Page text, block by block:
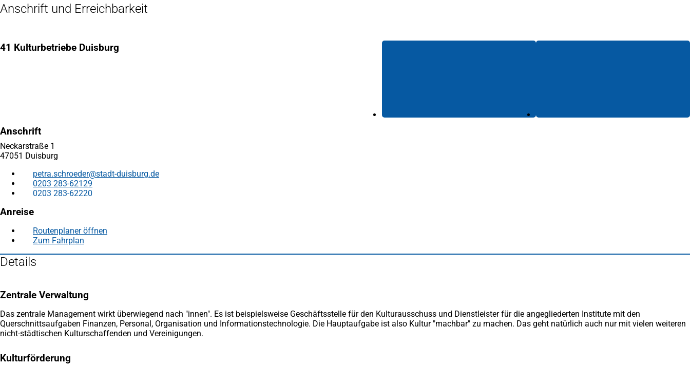
Anschrift und Erreichbarkeit
41 Kulturbetriebe Duisburg
Anschrift
Neckarstraße 1
47051 Duisburg
petra.schroeder
stadt-duisburg de
0203 283-62129
0203 283-62220
Anreise
Routenplaner öffnen
Zum Fahrplan
Details
Zentrale Verwaltung
Das zentrale Management wirkt überwiegend nach "innen". Es ist beispiels­weise Geschäftsstelle für den Kulturausschuss und Dienstleister für die ange­gliederten Institute mit den
Querschnittsaufgaben Finanzen, Personal, Organisation und Informationstechnologie. Die Hauptaufgabe ist also Kultur "machbar" zu machen. Das geht natürlich auch nur mit vielen weiteren
nicht-städtischen Kulturschaffenden und Vereinigungen.
Kulturförderung